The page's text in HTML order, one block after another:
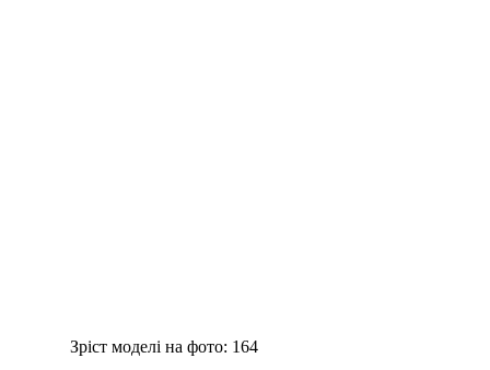
Зріст моделі на фото: 164